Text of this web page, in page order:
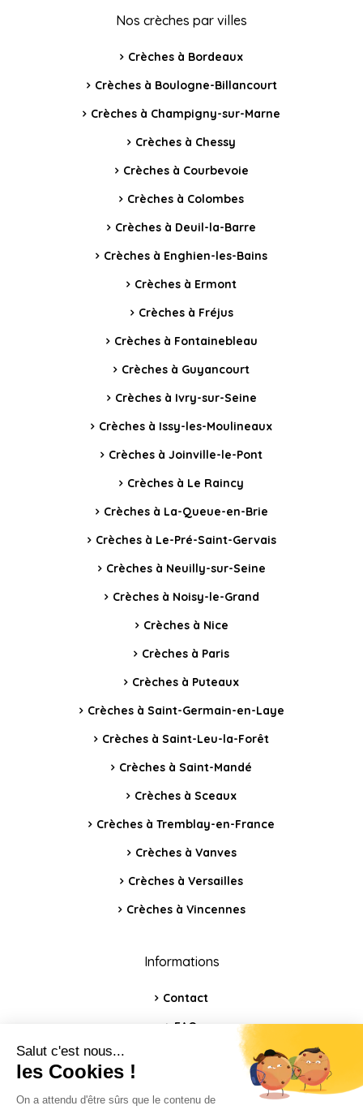
Nos crèches par villes
Crèches à Bordeaux
Crèches à Boulogne-Billancourt
Crèches à Champigny-sur-Marne
Crèches à Chessy
Crèches à Courbevoie
Crèches à Colombes
Crèches à Deuil-la-Barre
Crèches à Enghien-les-Bains
Crèches à Ermont
Crèches à Fréjus
Crèches à Fontainebleau
Crèches à Guyancourt
Crèches à Ivry-sur-Seine
Crèches à Issy-les-Moulineaux
Crèches à Joinville-le-Pont
Crèches à Le Raincy
Crèches à La-Queue-en-Brie
Crèches à Le-Pré-Saint-Gervais
Crèches à Neuilly-sur-Seine
Crèches à Noisy-le-Grand
Crèches à Nice
Crèches à Paris
Crèches à Puteaux
Crèches à Saint-Germain-en-Laye
Crèches à Saint-Leu-la-Forêt
Crèches à Saint-Mandé
Crèches à Sceaux
Crèches à Tremblay-en-France
Crèches à Vanves
Crèches à Versailles
Crèches à Vincennes
Informations
Contact
FAQ